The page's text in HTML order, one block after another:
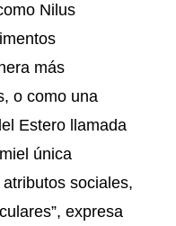
Nilus
más
o como una
Estero llamada
única
sociales,
expresa